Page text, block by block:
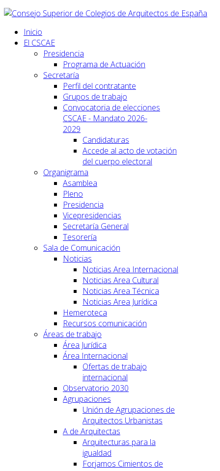
Inicio
El CSCAE
Presidencia
Programa de Actuación
Secretaría
Perfil del contratante
Grupos de trabajo
Convocatoria de elecciones
CSCAE - Mandato 2026-
2029
Candidaturas
Accede al acto de votación
del cuerpo electoral
Organigrama
Asamblea
Pleno
Presidencia
Vicepresidencias
Secretaría General
Tesorería
Sala de Comunicación
Noticias
Noticias Area Internacional
Noticias Area Cultural
Noticias Area Técnica
Noticias Area Jurídica
Hemeroteca
Recursos comunicación
Áreas de trabajo
Área Jurídica
Área Internacional
Ofertas de trabajo
internacional
Observatorio 2030
Agrupaciones
Unión de Agrupaciones de
Arquitectos Urbanistas
A de Arquitectas
Arquitecturas para la
igualdad
Forjamos Cimientos de